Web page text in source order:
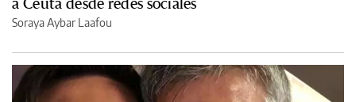
Soraya Aybar Laafou